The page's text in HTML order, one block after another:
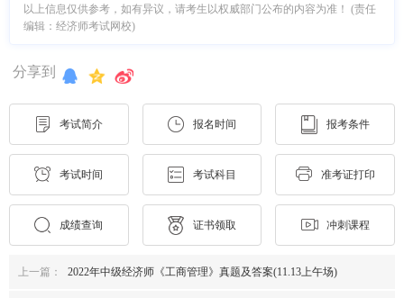
以上信息仅供参考，如有异议，请考生以权威部门公布的内容为准！ (责任
编辑：经济师考试网校)
分享到
考试简介 报名时间 报考条件
考试时间 考试科目 准考证打印
成绩查询 证书领取 冲刺课程
上一篇： 2022年中级经济师《工商管理》真题及答案(11.13上午场)